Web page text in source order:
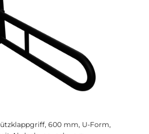
600 mm, U-Form,